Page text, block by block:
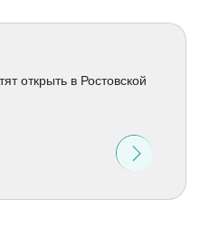
открыть в Ростовской